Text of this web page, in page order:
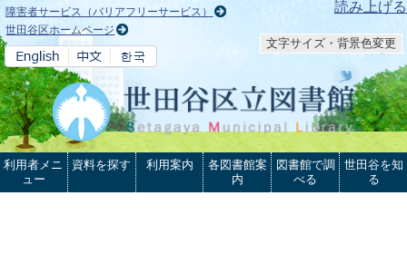
本文へ 読み上げる
障害者サービス（バリアフリーサービス）
世田谷区ホームページ
文字サイズ・背景色変更
利用者メニ
ュー
資料を探す 利用案内
各図書館案
内
図書館で調
べる
世田谷を知
る